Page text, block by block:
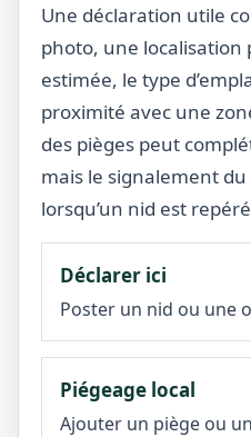
Une déclaration utile
photo, une localisation
estimée, le type
proximité avec une
des pièges peut
mais le signalement
lorsqu’un nid est
Déclarer ici
Poster un nid ou une
Piégeage local
Ajouter un piège ou